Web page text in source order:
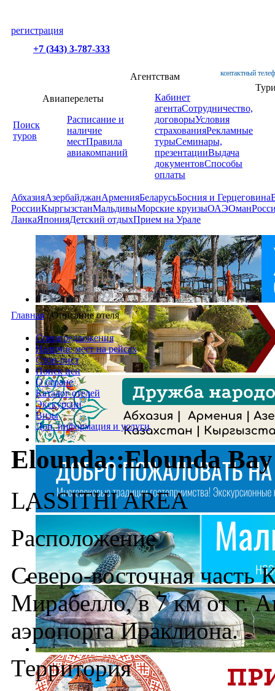
регистрация
+7 (343) 3-787-333
контактный
Поиск
туров
Авиаперелеты
Расписание и
наличие
местПравила
авиакомпаний
Агентствам
Кабинет
агентаСотрудничество,
договорыУсловия
страхованияРекламные
турыСеминары,
презентацииВыдача
документовСпособы
оплаты
АбхазияАзербайджанАрменияБеларусьБосния и Герцеговина
РоссииКыргызстанМальдивыМорские круизыОАЭОман
ЛанкаЯпонияДетский отдыхПрием на Урале
Главная /Описание отеля
Спецпредложения
Наличие мест на рейсах
Стоп-лист
Поиск цен
О стране
Каталог отелей
Экскурсии
Визы
Доп. информация и услуги
Elounda::Elounda
LASSITHI AREA
Расположение
Северо-восточная часть
Мирабелло, в 7 км от г.
аэропорта Ираклиона.
Территория